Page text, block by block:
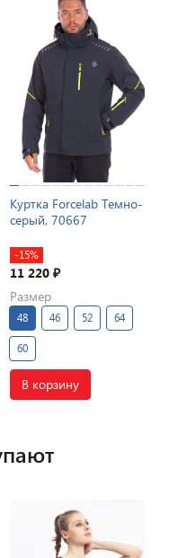
Куртка Forcelab Темно-
серый, 70667
-15%
11 220 ₽
Размер
48 46 52 64
60
В корзину